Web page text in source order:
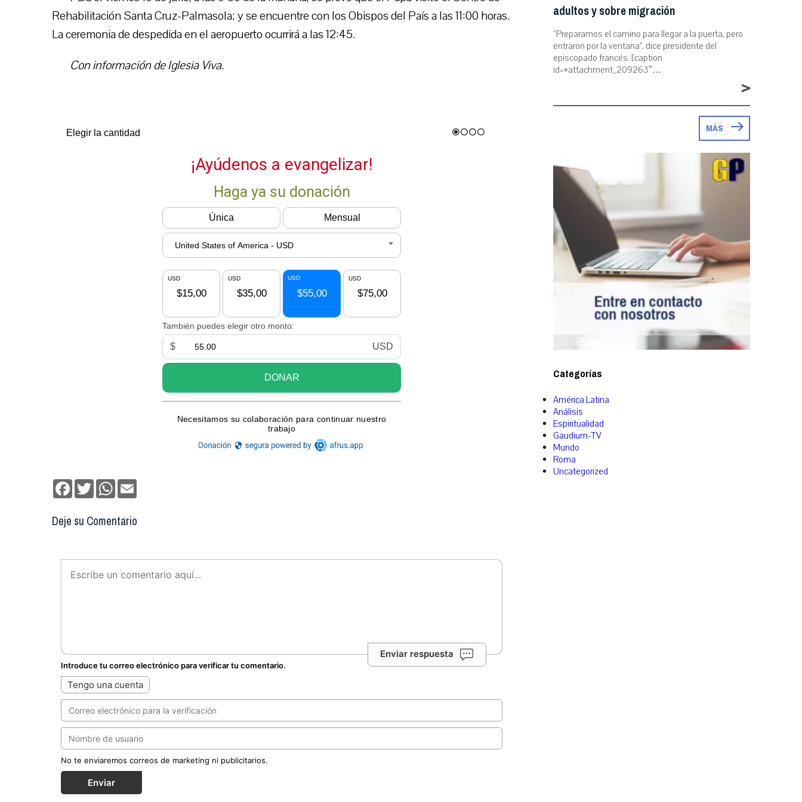
Rehabilitación Santa Cruz-Palmasola; y se encuentre con los Obispos del País a las 11:00 horas.
La ceremonia de despedida en el aeropuerto ocurrirá a las 12:45.
Con información de Iglesia Viva.
Facebook
TwitterWhatsApp
Deje su Comentario
Enviar respuesta
Introduce tu correo electrónico para verificar tu comentario.
Tengo una cuenta
No te enviaremos correos de marketing ni publicitarios.
Enviar
adultos y sobre migración
“Preparamos el camino para llegar a la puerta, pero
entraron por la ventana”, dice presidente del
episcopado francés. [caption
id=»attachment_209263″…
>
MÁS
Categorías
América Latina
Análisis
Espiritualidad
Gaudium-TV
Mundo
Roma
Uncategorized